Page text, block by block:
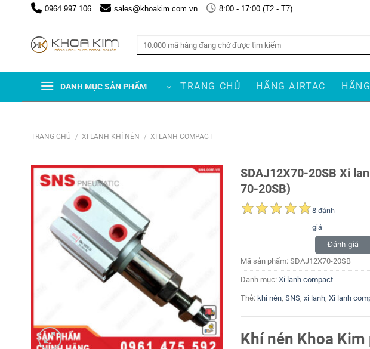
0964.997.106 sales@khoakim.com.vn 8:00 - 17:00 (T2 - T7)
DANH MỤC SẢN PHẨM TRANG CHỦ HÃNG AIRTAC
TRANG CHỦ / XI LANH KHÍ NÉN / XI LANH COMPACT
SDAJ12X70-20SB Xi
70-20SB)
8 đánh
giá
Đánh giá
Mã sản phẩm: SDAJ12X70-20SB
Danh mục: Xi lanh compact
Thẻ: khí nén, SNS, xi lanh, Xi lanh
Khí nén Khoa